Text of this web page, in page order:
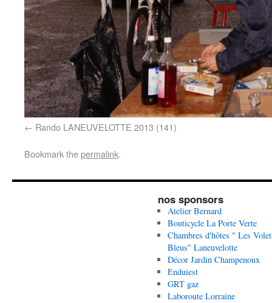
Rando LANEUVELOTTE 2013 (141)
Bookmark thepermalink.
nos sponsors
Atelier Bernard
Bouticycle La Porte Verte
Chambres d'hôtes " Les
Bleus" Laneuvelotte
Décor Jardin Champenoux
Enduiest
GRT gaz
Laboroute Lorraine